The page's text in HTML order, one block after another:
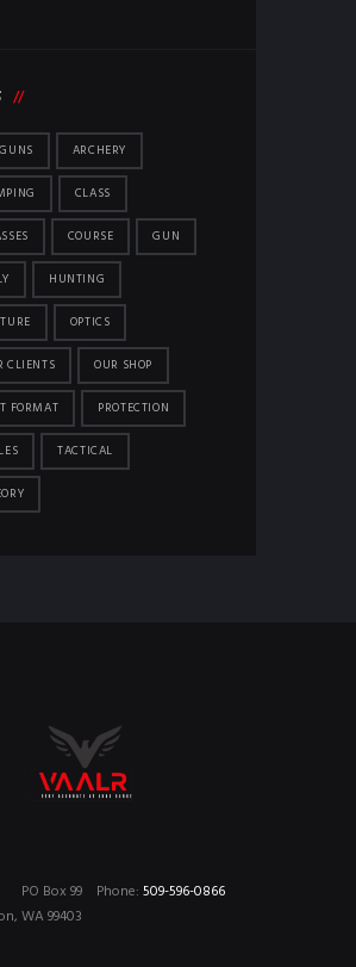
ARCHERY
CLASS
COURSE GUN
HUNTING
OPTICS
CLIENTS OUR SHOP
FORMAT PROTECTION
TACTICAL
Phone: 509-596-0866
PO Box 99
WA 99403